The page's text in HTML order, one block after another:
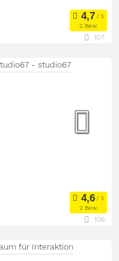
2 Bew.
Eventlocation
107
2 Bew.
Seminarteilnehmer:
106